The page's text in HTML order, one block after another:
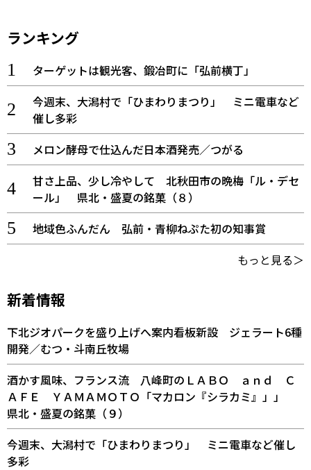
ランキング
ターゲットは観光客、鍛冶町に「弘前横丁」
今週末、大潟村で「ひまわりまつり」 ミニ電車など
催し多彩
メロン酵母で仕込んだ日本酒発売／つがる
甘さ上品、少し冷やして 北秋田市の晩梅「ル・デセ
ール」 県北・盛夏の銘菓（８）
地域色ふんだん 弘前・青柳ねぷた初の知事賞
もっと見る＞
新着情報
下北ジオパークを盛り上げへ案内看板新設 ジェラート6種
開発／むつ・斗南丘牧場
酒かす風味、フランス流 八峰町のＬＡＢＯ ａｎｄ Ｃ
ＡＦＥ ＹＡＭＡＭＯＴＯ「マカロン『シラカミ』」」
県北・盛夏の銘菓（９）
今週末、大潟村で「ひまわりまつり」 ミニ電車など催し
多彩